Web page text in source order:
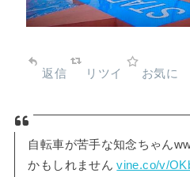
返信 リツイ お気に
自転車が苦手な知念ちゃん
かもしれませんvine.co/v/